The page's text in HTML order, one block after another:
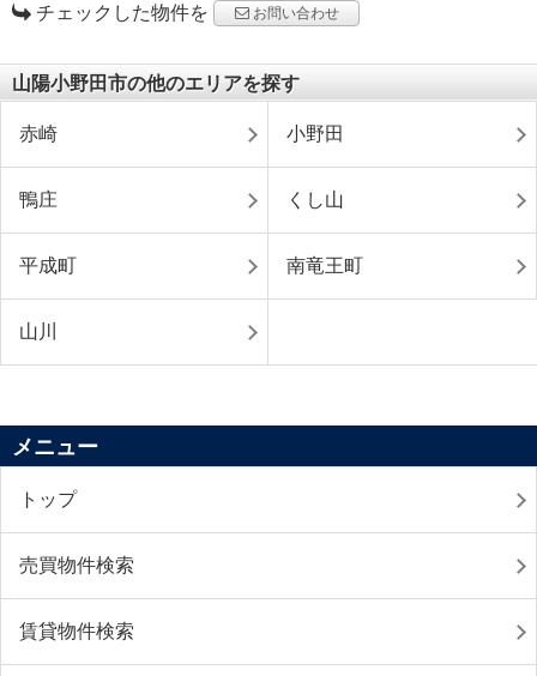
チェックした物件を お問い合わせ
山陽小野田市の他のエリアを探す
赤崎 小野田
鴨庄 くし山
平成町 南竜王町
山川
メニュー
トップ
売買物件検索
賃貸物件検索